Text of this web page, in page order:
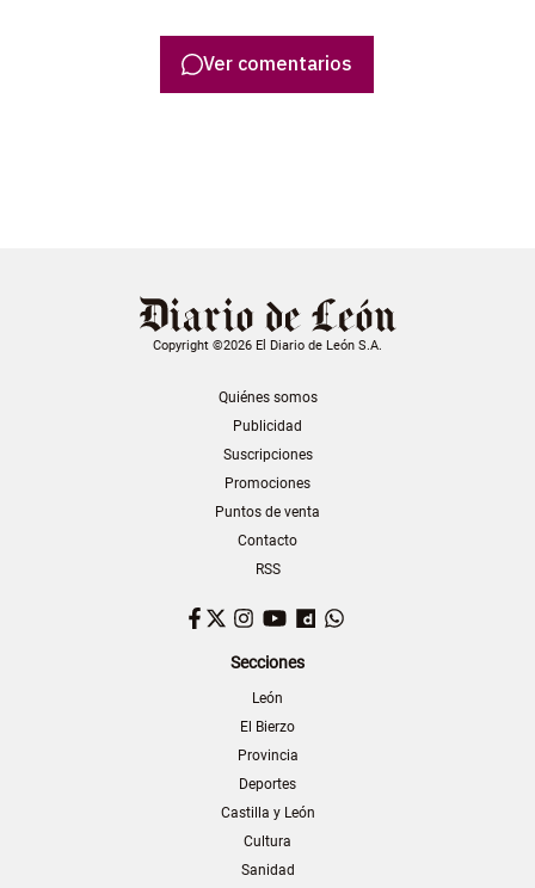
Ver comentarios
Copyright ©2026 El Diario de León S.A.
Quiénes somos
Publicidad
Suscripciones
Promociones
Puntos de venta
Contacto
RSS
Facebook
TwitterInstagram
YouTubeDailymotion
Secciones
León
El Bierzo
Provincia
Deportes
Castilla y León
Cultura
Sanidad